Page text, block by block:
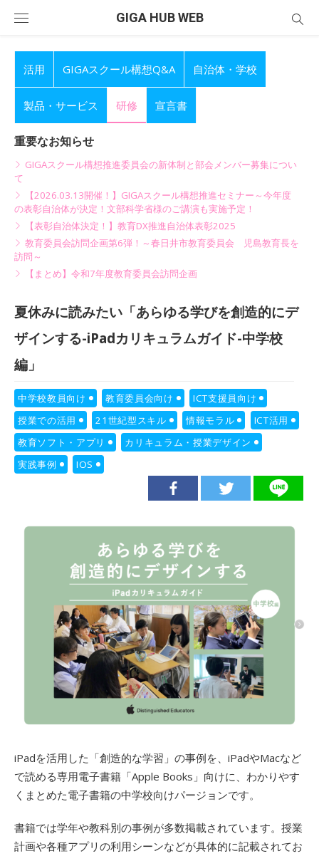
GIGA HUB WEB
活用 GIGAスクール構想Q&A 自治体・学校
製品・サービス 研修 宣言書
重要なお知らせ
GIGAスクール構想推進委員会の新体制と部会メンバー募集につい
て
【2026.03.13開催！】GIGAスクール構想推進セミナー～今年度
の表彰自治体が決定！文部科学省様のご講演も実施予定！
【表彰自治体決定！】教育DX推進自治体表彰2025
教育委員会訪問企画第6弾！～春日井市教育委員会 児島教育長を
訪問～
【まとめ】令和7年度教育委員会訪問企画
夏休みに読みたい「あらゆる学びを創造的にデ
ザインする-iPadカリキュラムガイド-中学校
編」
中学校教員向け 教育委員会向け
ICT支援員向け
授業での活用
21世紀型スキル 情報モラル
ICT活用
教育ソフト・アプリ
カリキュラム・授業デザイン
実践事例
IOS
iPadを活用した「創造的な学習」の事例を、iPadやMacなど
で読める専用電子書籍「Apple Books」向けに、わかりやす
くまとめた電子書籍の中学校向けパージョンです。
書籍では学年や教科別の事例が多数掲載されています。授業
計画や各種アプリの利用シーンなどが具体的に記載されてお